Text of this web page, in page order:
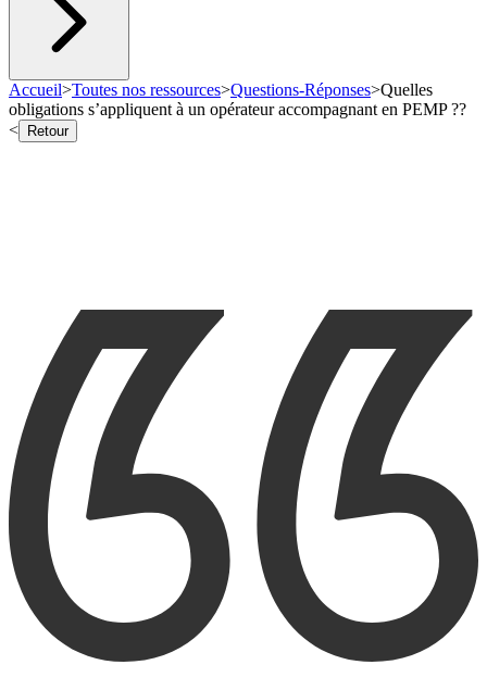
Accueil>Toutes nos ressources>Questions-Réponses>Quelles
obligations s’appliquent à un opérateur accompagnant en PEMP ??
<
Retour